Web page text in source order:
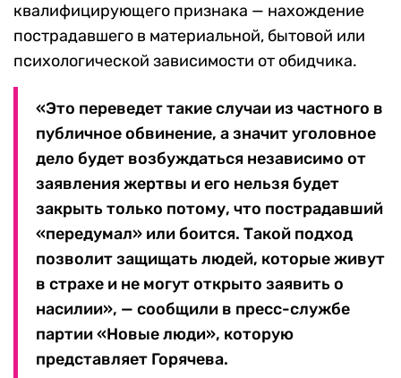
квалифицирующего признака — нахождение
пострадавшего в материальной, бытовой или
психологической зависимости от обидчика.
«Это переведет такие случаи из частного в
публичное обвинение, а значит уголовное
дело будет возбуждаться независимо от
заявления жертвы и его нельзя будет
закрыть только потому, что пострадавший
«передумал» или боится. Такой подход
позволит защищать людей, которые живут
в страхе и не могут открыто заявить о
насилии», — сообщили в пресс-службе
партии «Новые люди», которую
представляет Горячева.